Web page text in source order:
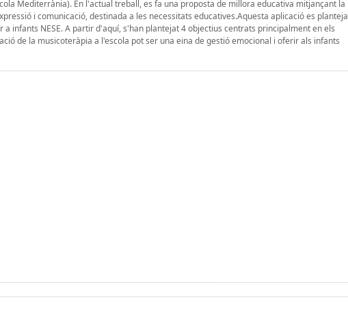
Mediterrània). En l'actual treball, es fa una proposta de millora educativa mitjançant la
i comunicació, destinada a les necessitats educatives.Aquesta aplicació es planteja
infants NESE. A partir d'aquí, s'han plantejat 4 objectius centrats principalment en els
de la musicoteràpia a l'escola pot ser una eina de gestió emocional i oferir als infants